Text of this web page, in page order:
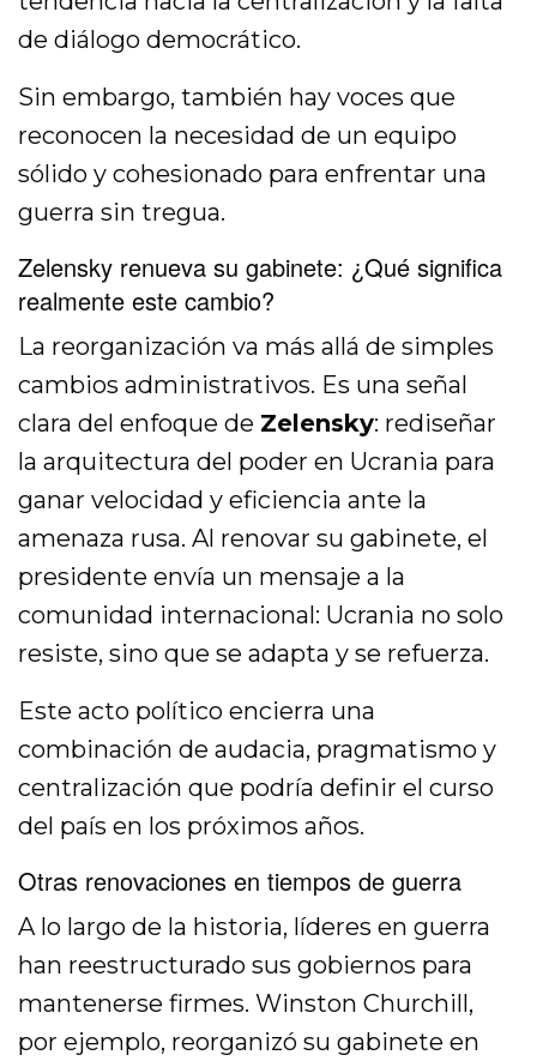
de diálogo democrático.
Sin embargo, también hay voces que
reconocen la necesidad de un equipo
sólido y cohesionado para enfrentar una
guerra sin tregua.
Zelensky renueva su gabinete: ¿Qué significa
realmente este cambio?
La reorganización va más allá de simples
cambios administrativos. Es una señal
clara del enfoque de Zelensky: rediseñar
la arquitectura del poder en Ucrania para
ganar velocidad y eficiencia ante la
amenaza rusa. Al renovar su gabinete, el
presidente envía un mensaje a la
comunidad internacional: Ucrania no solo
resiste, sino que se adapta y se refuerza.
Este acto político encierra una
combinación de audacia, pragmatismo y
centralización que podría definir el curso
del país en los próximos años.
Otras renovaciones en tiempos de guerra
A lo largo de la historia, líderes en guerra
han reestructurado sus gobiernos para
mantenerse firmes. Winston Churchill,
por ejemplo, reorganizó su gabinete en